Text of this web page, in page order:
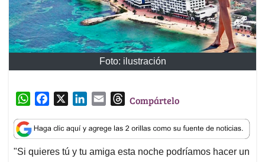
Foto: ilustración
W
a
t
s
c
e
b
n
k
e
a
i
l
T
r
e
a
Compártelo
"Si quieres tú y tu amiga esta noche podríamos hacer un